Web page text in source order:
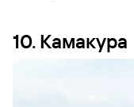
10. Камакура